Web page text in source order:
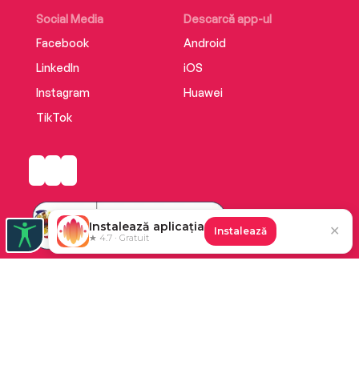
Social Media
Facebook
LinkedIn
Instagram
TikTok
Descarcă app-ul
Android
iOS
Huawei
Instalează aplicația
★ 4.7 · Gratuit
Instalează ✕